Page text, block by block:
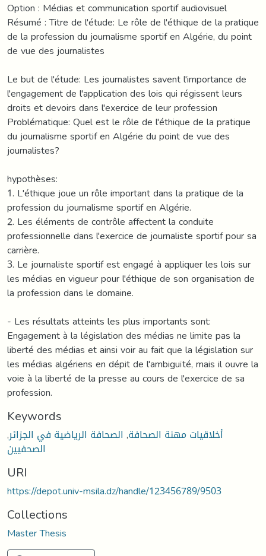
Option : Médias et communication sportif audiovisuel
Résumé : Titre de l'étude: Le rôle de l'éthique de la pratique
de la profession du journalisme sportif en Algérie, du point
de vue des journalistes
Le but de l'étude: Les journalistes savent l'importance de
l'engagement de l'application des lois qui régissent leurs
droits et devoirs dans l'exercice de leur profession
Problématique: Quel est le rôle de l'éthique de la pratique
du journalisme sportif en Algérie du point de vue des
journalistes?
hypothèses:
1. L'éthique joue un rôle important dans la pratique de la
profession du journalisme sportif en Algérie.
2. Les éléments de contrôle affectent la conduite
professionnelle dans l'exercice de journaliste sportif pour sa
carrière.
3. Le journaliste sportif est engagé à appliquer les lois sur
les médias en vigueur pour l'éthique de son organisation de
la profession dans le domaine.
- Les résultats atteints les plus importants sont:
Engagement à la législation des médias ne limite pas la
liberté des médias et ainsi voir au fait que la législation sur
les médias algériens en dépit de l'ambiguïté, mais il ouvre la
voie à la liberté de la presse au cours de l'exercice de sa
profession.
Keywords
أخلاقيات مهنة الصحافة, الصحافة الرياضية في الجزائر,
الصحفيين
URI
https://depot.univ-msila.dz/handle/123456789/9503
Collections
Master Thesis